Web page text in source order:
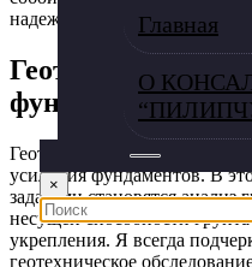
Главная
О
×
надежности сооружений на
Геотехнические
фундаментов
Геотехника является
усиления фундаментов. В
задачами становятся
несущей способности
укрепления. Я всегда
геотехническое